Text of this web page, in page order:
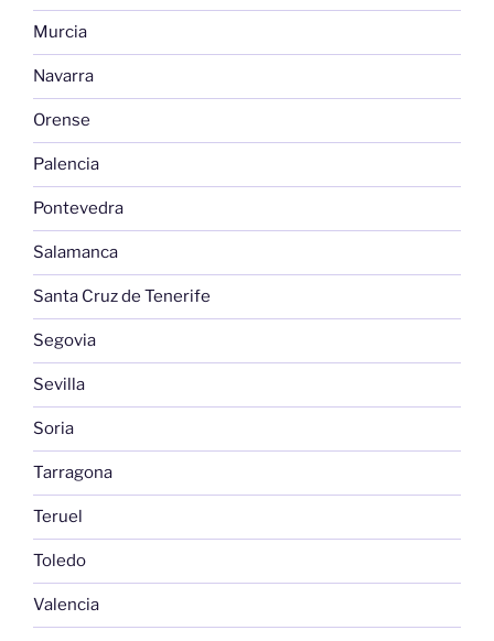
Murcia
Navarra
Orense
Palencia
Pontevedra
Salamanca
Santa Cruz de Tenerife
Segovia
Sevilla
Soria
Tarragona
Teruel
Toledo
Valencia